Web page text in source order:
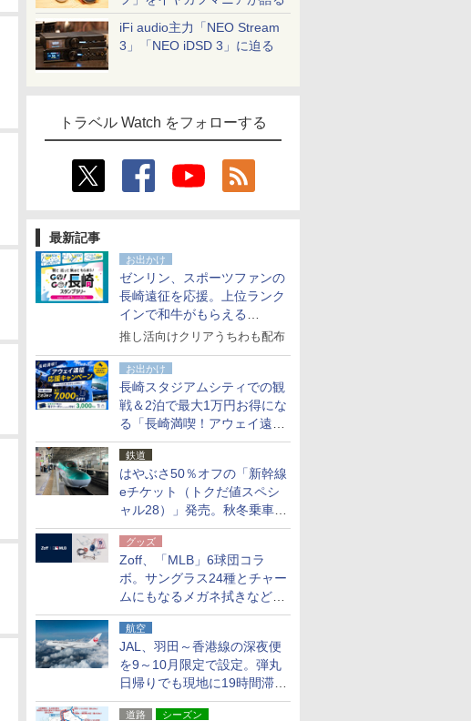
iFi audio主力「NEO Stream
3」「NEO iDSD 3」に迫る
トラベル Watch をフォローする
最新記事
お出かけ
ゼンリン、スポーツファンの
長崎遠征を応援。上位ランク
インで和牛がもらえる
「GO！GO！長崎スタンプラ
推し活向けクリアうちわも配布
お出かけ
長崎スタジアムシティでの観
戦＆2泊で最大1万円お得にな
る「長崎満喫！アウェイ遠征
応援キャンペーン」
鉄道
はやぶさ50％オフの「新幹線
eチケット（トクだ値スペシ
ャル28）」発売。秋冬乗車
分、えきねっと限定
グッズ
Zoff、「MLB」6球団コラ
ボ。サングラス24種とチャー
ムにもなるメガネ拭きなど雑
貨24種
航空
JAL、羽田～香港線の深夜便
を9～10月限定で設定。弾丸
日帰りでも現地に19時間滞在
できる
道路 シーズン